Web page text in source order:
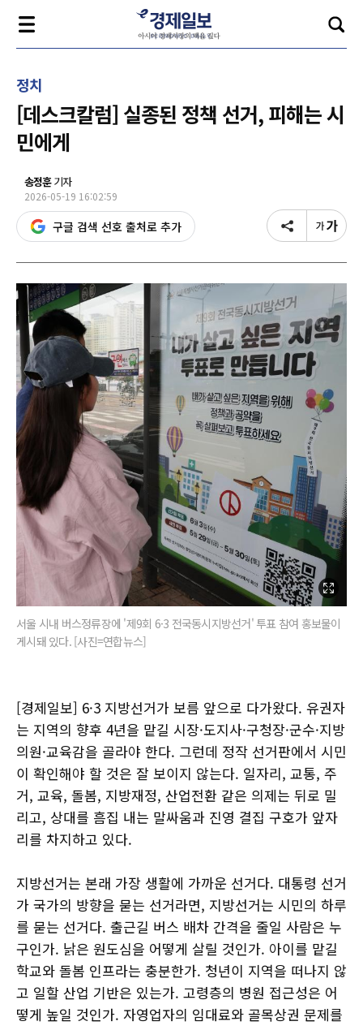
정치
[데스크칼럼] 실종된 정책 선거, 피해는 시
민에게
송정훈기자
2026-05-19 16:02:59
구글 검색 선호 출처로 추가
서울 시내 버스정류장에 '제9회 6·3 전국동시지방선거' 투표 참여 홍보물이
게시돼 있다. [사진=연합뉴스]
[경제일보] 6·3 지방선거가 보름 앞으로 다가왔다. 유권자
는 지역의 향후 4년을 맡길 시장·도지사·구청장·군수·지방
의원·교육감을 골라야 한다. 그런데 정작 선거판에서 시민
이 확인해야 할 것은 잘 보이지 않는다. 일자리, 교통, 주
거, 교육, 돌봄, 지방재정, 산업전환 같은 의제는 뒤로 밀
리고, 상대를 흠집 내는 말싸움과 진영 결집 구호가 앞자
리를 차지하고 있다.
지방선거는 본래 가장 생활에 가까운 선거다. 대통령 선거
가 국가의 방향을 묻는 선거라면, 지방선거는 시민의 하루
를 묻는 선거다. 출근길 버스 배차 간격을 줄일 사람은 누
구인가. 낡은 원도심을 어떻게 살릴 것인가. 아이를 맡길
학교와 돌봄 인프라는 충분한가. 청년이 지역을 떠나지 않
고 일할 산업 기반은 있는가. 고령층의 병원 접근성은 어
떻게 높일 것인가. 자영업자의 임대료와 골목상권 문제를